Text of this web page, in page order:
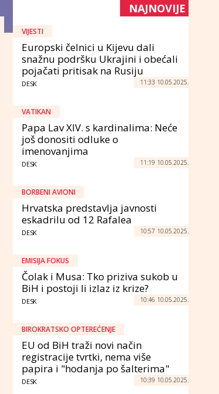
NAJNOVIJE
VIJESTI
Europski čelnici u Kijevu dali
snažnu podršku Ukrajini i obećali
pojačati pritisak na Rusiju
DESK 11:33 10.05.2025.
VATIKAN
Papa Lav XIV. s kardinalima: Neće
još donositi odluke o
imenovanjima
DESK 11:19 10.05.2025.
BORBENI AVIONI
Hrvatska predstavlja javnosti
eskadrilu od 12 Rafalea
DESK 10:57 10.05.2025.
EMISIJA FOKUS
Čolak i Musa: Tko priziva sukob u
BiH i postoji li izlaz iz krize?
DESK 10:46 10.05.2025.
BIROKRATSKO OPTEREĆENJE
EU od BiH traži novi način
registracije tvrtki, nema više
papira i "hodanja po šalterima"
DESK 10:39 10.05.2025.